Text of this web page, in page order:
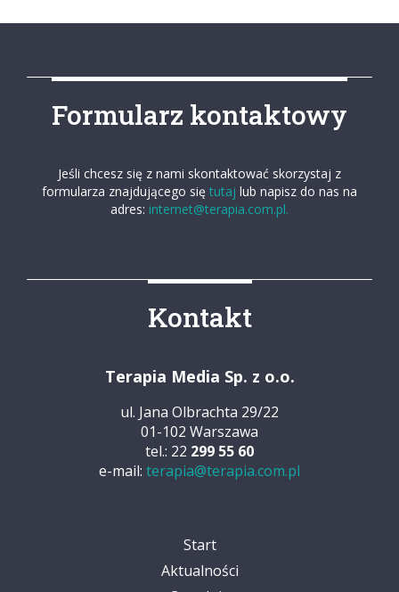
Formularz kontaktowy
Jeśli chcesz się z nami skontaktować skorzystaj z
formularza znajdującego się tutaj lub napisz do nas na
adres: internet@terapia.com.pl.
Kontakt
Terapia Media Sp. z o.o.
ul. Jana Olbrachta 29/22
01-102 Warszawa
tel.: 22 299 55 60
e-mail: terapia@terapia.com.pl
Start
Aktualności